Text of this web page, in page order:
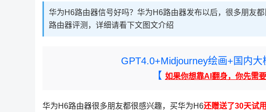
华为H6路由器信号好吗？华为H6路由器发布以后，很多朋友
路由器评测，详细请看下文图文介绍
GPT4.0+Midjourney绘画+国内大
【 如果你想靠AI翻身，你先需
华为H6路由器很多朋友都很感兴趣，买华为H6还赠送了30天试